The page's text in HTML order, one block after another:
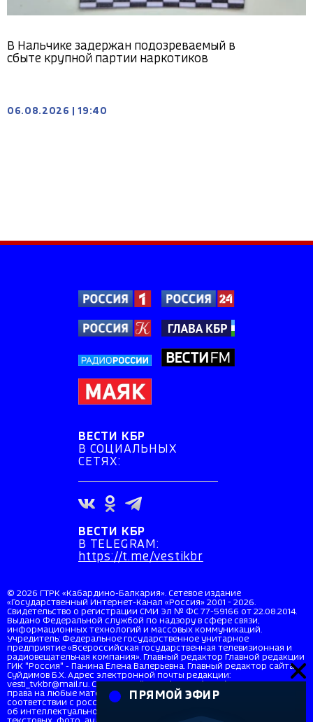
В Нальчике задержан подозреваемый в
сбыте крупной партии наркотиков
06.08.2026 19:40
ВЕСТИ КБР
В СОЦИАЛЬНЫХ
СЕТЯХ:
ВЕСТИ КБР
В TELEGRAM:
https://t.me/vestikbr
© 2026 ГТРК «Кабардино-Балкария». Сетевое издание
«Государственный Интернет-Канал «Россия» 2001 - 2026.
Свидетельство о регистрации СМИ Эл № ФС 77-59166 от 22.08.2014.
Выдано Федеральной службой по надзору в сфере связи,
информационных технологий и массовых коммуникаций.
Учредитель: Федеральное государственное унитарное
предприятие «Всероссийская государственная телевизионная и
радиовещательная компания». Главный редактор Главной редакции
ГИК "Россия" - Панина Елена Валерьевна. Главный редактор сайта
Суйдимов Б.Х. Адрес электронной почты редакции:
vesti_tvkbr@mail.ru. Справочный телефон: +7 (8662) 40-36-33. Все
права на любые материалы, опубликованные на сайте, защищены в
соответствии с российским и международным законодательством
об интеллектуальной собственности. Любое использование
ПРЯМОЙ ЭФИР